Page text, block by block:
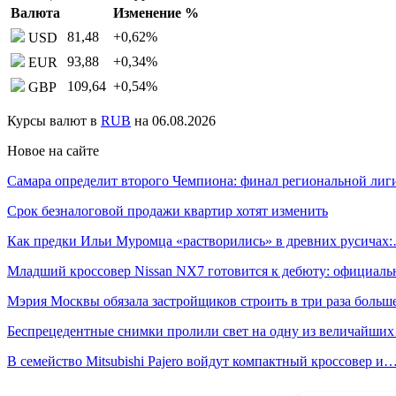
Валюта
Изменение %
USD
81,48 +0,62%
EUR
93,88 +0,34%
GBP
109,64 +0,54%
Курсы валют в RUB на 06.08.2026
Новое на сайте
Самара определит второго Чемпиона: финал региональной
Срок безналоговой продажи квартир хотят изменить
Как предки Ильи Муромца «растворились» в древних
Младший кроссовер Nissan NX7 готовится к дебюту:
Мэрия Москвы обязала застройщиков строить в три раза
Беспрецедентные снимки пролили свет на одну из
В семейство Mitsubishi Pajero войдут компактный кроссовер и…